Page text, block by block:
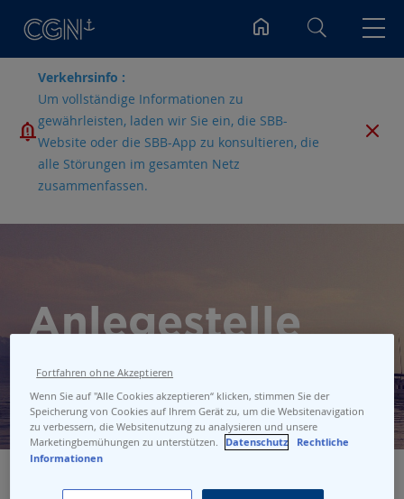
Verkehrsinfo :
Um vollständige Informationen zu
gewährleisten, laden wir Sie ein, die SBB-
Website oder die SBB-App zu konsultieren, die
alle Störungen im gesamten Netz
zusammenfassen.
Anlegestelle
Corsier
Wenn Sie auf "Alle Cookies akzeptieren“ klicken, stimmen Sie der
Speicherung von Cookies auf Ihrem Gerät zu, um die Websitenavigation
zu verbessern, die Websitenutzung zu analysieren und unsere
Marketingbemühungen zu unterstützen.
Datenschutz
Rechtliche
Informationen
Fortfahren ohne Akzeptieren